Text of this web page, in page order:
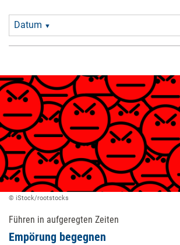
Datum ▼
© iStock/rootstocks
Führen in aufgeregten Zeiten
Empörung begegnen